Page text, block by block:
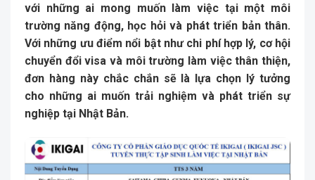
với những ai mong muốn làm việc tại một môi
trường năng động, học hỏi và phát triển bản thân.
Với những ưu điểm nổi bật như chi phí hợp lý, cơ hội
chuyển đổi visa và môi trường làm việc thân thiện,
đơn hàng này chắc chắn sẽ là lựa chọn lý tưởng
cho những ai muốn trải nghiệm và phát triển sự
nghiệp tại Nhật Bản.